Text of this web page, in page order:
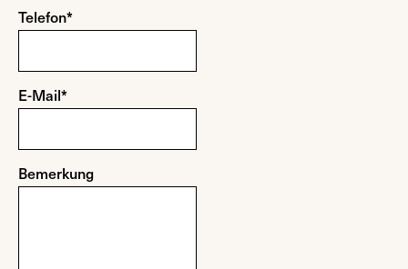
Telefon*
E-Mail*
Bemerkung